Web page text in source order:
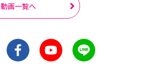
動画一覧へ